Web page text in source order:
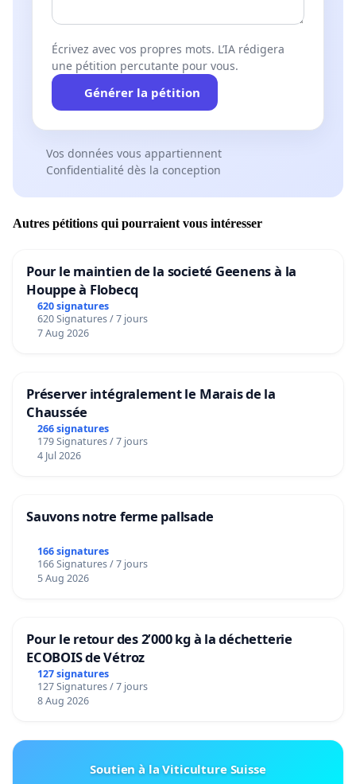
Écrivez avec vos propres mots. L’IA rédigera
une pétition percutante pour vous.
Générer la pétition
Vos données vous appartiennent
Confidentialité dès la conception
Autres pétitions qui pourraient vous intéresser
Pour le maintien de la societé Geenens à la
Houppe à Flobecq
620 signatures
620 Signatures / 7 jours
7 Aug 2026
Préserver intégralement le Marais de la
Chaussée
266 signatures
179 Signatures / 7 jours
4 Jul 2026
Sauvons notre ferme pallsade
166 signatures
166 Signatures / 7 jours
5 Aug 2026
Pour le retour des 2’000 kg à la déchetterie
ECOBOIS de Vétroz
127 signatures
127 Signatures / 7 jours
8 Aug 2026
Soutien à la Viticulture Suisse